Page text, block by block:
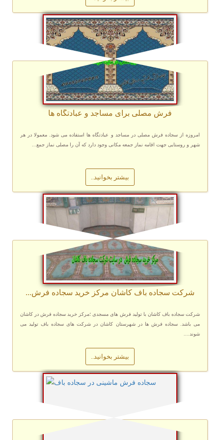
فرش مصلی برای مساجد و عبادتگاه ها
امروزه از سجاده فرش مصلی در مساجد و عبادتگاه ها استفاده می شود. معمولا در هر
شهر و روستایی جهت اقامه نماز جمعه مکانی وجود دارد که آن را مصلی نماز جمع...
بیشتر بخوانید..
شرکت سجاده باف کاشان مرکز خرید سجاده فرش...
شرکت سجاده باف کاشان با تولید فرش های مسجدی ؛مرکز خرید سجاده فرش در کاشان
می باشد. سجاده فرش ها در شهرستان کاشان در شرکت های سجاده باف تولید می
شوند....
بیشتر بخوانید..